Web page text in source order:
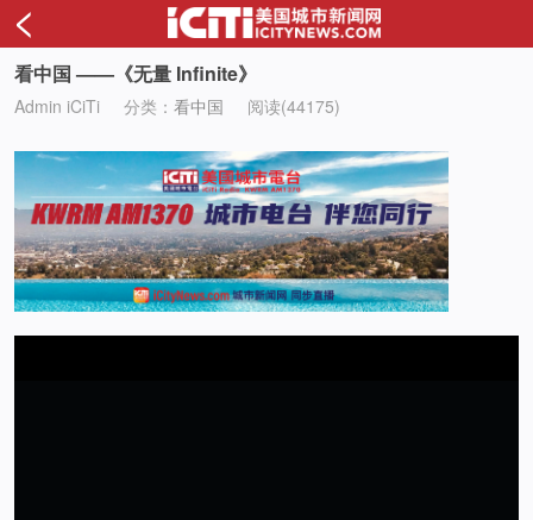
<
看中国 ——《无量 Infinite》
Admin iCiTi 分类： 看中国 阅读(44175)